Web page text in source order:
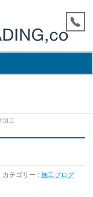
加工
カテゴリー :施工ブログ